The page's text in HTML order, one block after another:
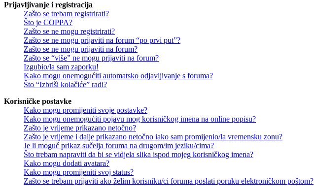
Prijavljivanje i registracija
Zašto se trebam registrirati?
Što je COPPA?
Zašto se ne mogu registrirati?
Zašto se ne mogu prijaviti na forum “po prvi put”?
Zašto se ne mogu prijaviti na forum?
Zašto se “više” ne mogu prijaviti na forum?
Izgubio/la sam zaporku!
Kako mogu onemogućiti automatsko odjavljivanje s foruma?
Što “Izbriši kolačiće” radi?
Korisničke postavke
Kako mogu promijeniti svoje postavke?
Kako mogu onemogućiti pojavu mog korisničkog imena na online popisu?
Zašto je vrijeme prikazano netočno?
Zašto je vrijeme i dalje prikazano netočno iako sam promijenio/la vremensku zonu?
Je li moguć prikaz sučelja foruma na drugom/im jeziku/cima?
Što trebam napraviti da bi se vidjela slika ispod mojeg korisničkog imena?
Kako mogu dodati avatara?
Kako mogu promijeniti svoj status?
Zašto se trebam prijaviti ako želim korisniku/ci foruma poslati poruku elektroničkom poštom?